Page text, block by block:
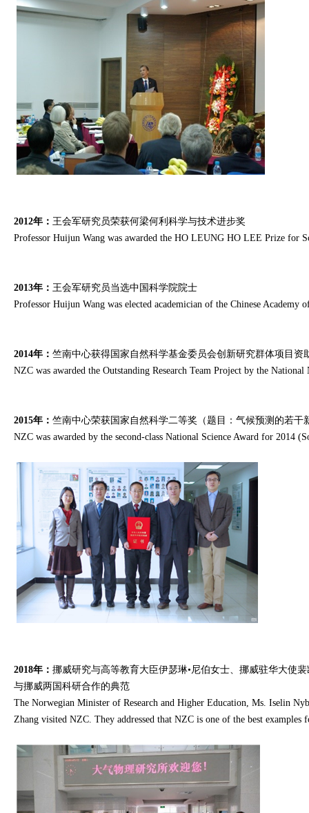
2012年： 王会军研究员荣获何梁何利科学与技术进步奖
Professor Huijun Wang was awarded the HO LEUNG HO LEE Prize for
2013年： 王会军研究员当选中国科学院院士
Professor Huijun Wang was elected academician of the Chinese Academy
2014年： 竺南中心获得国家自然科学基金委员会创新研究群体项目资
NZC was awarded the Outstanding Research Team Project by the
2015年： 竺南中心荣获国家自然科学二等奖（题目：气候预测的若
NZC was awarded by the second-class National Science Award for 2014
2018年： 挪威研究与高等教育大臣伊瑟琳•尼伯女士、挪威驻华大使
与挪威两国科研合作的典范
The Norwegian Minister of Research and Higher Education, Ms. Iselin
Zhang visited NZC. They addressed that NZC is one of the best